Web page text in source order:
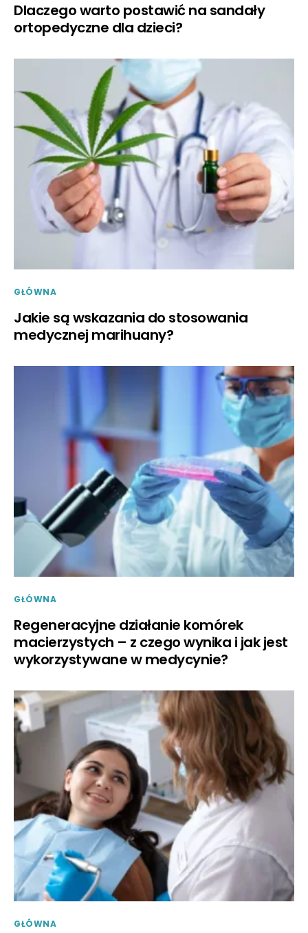
Dlaczego warto postawić na sandały
ortopedyczne dla dzieci?
GŁÓWNA
Jakie są wskazania do stosowania
medycznej marihuany?
GŁÓWNA
Regeneracyjne działanie komórek
macierzystych – z czego wynika i jak jest
wykorzystywane w medycynie?
GŁÓWNA